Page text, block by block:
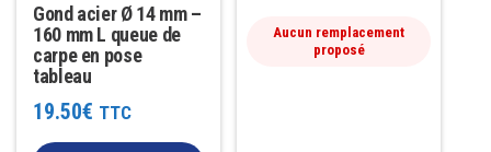
Gond acier Ø 14 mm –
160 mm L queue de
carpe en pose
tableau
19.50€ TTC
Aucun remplacement
proposé